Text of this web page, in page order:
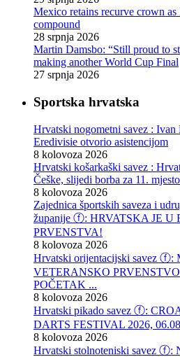
Mexico retains recurve crown as
compound
28 srpnja 2026
Martin Damsbo: “Still proud to
making another World Cup Final
27 srpnja 2026
Sportska hrvatska
Hrvatski nogometni savez : Ivan
Eredivisie otvorio asistencijom
8 kolovoza 2026
Hrvatski košarkaški savez :
Češke, slijedi borba za 11.
8 kolovoza 2026
Zajednica športskih saveza i
županije ⓕ: HRVATSKA JE U
PRVENSTVA!
8 kolovoza 2026
Hrvatski orijentacijski savez ⓕ:
VETERANSKO
POČETAK ...
8 kolovoza 2026
Hrvatski pikado savez ⓕ:
DARTS FESTIVAL 2026,
8 kolovoza 2026
Hrvatski stolnoteniski savez ⓕ: